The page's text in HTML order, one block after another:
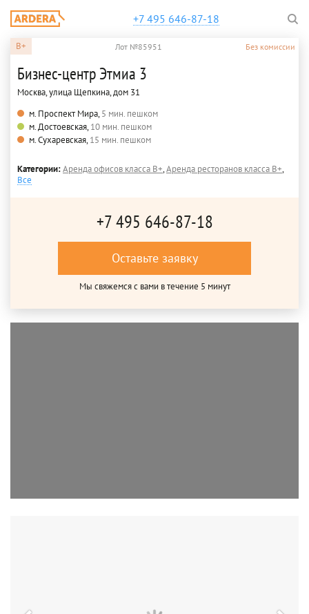
+7 495 646-87-18
B+ Лот №85951 Без комиссии
Бизнес-центр Этмиа 3
Москва, улица Щепкина, дом 31
м. Проспект Мира,5 мин. пешком
м. Достоевская,10 мин. пешком
м. Сухаревская,15 мин. пешком
Категории:Аренда офисов класса B+,Аренда ресторанов класса B+,
Все
+7 495 646-87-18
Оставьте заявку
Мы свяжемся с вами в течение 5 минут